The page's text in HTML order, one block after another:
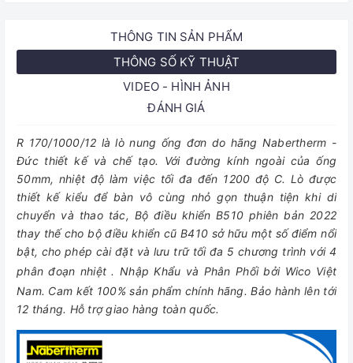
THÔNG TIN SẢN PHẨM
THÔNG SỐ KỸ THUẬT
VIDEO - HÌNH ẢNH
ĐÁNH GIÁ
R 170/1000/12 là lò nung ống đơn do hãng Nabertherm -
Đức thiết kế và chế tạo. Với đường kính ngoài của ống
50mm, nhiệt độ làm việc tối đa đến 1200 độ C. Lò được
thiết kế kiểu để bàn vô cùng nhỏ gọn thuận tiện khi di
chuyển và thao tác, Bộ điều khiển B510 phiên bản 2022
thay thế cho bộ điều khiển cũ B410 sở hữu một số điểm nổi
bật, cho phép cài đặt và lưu trữ tối đa 5 chương trình với 4
phân đoạn nhiệt . Nhập Khẩu và Phân Phối bởi Wico Việt
Nam. Cam kết 100% sản phẩm chính hãng. Bảo hành lên tới
12 tháng. Hỗ trợ giao hàng toàn quốc.